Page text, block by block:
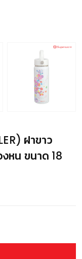
ฝาขาว
หน ขนาด 18